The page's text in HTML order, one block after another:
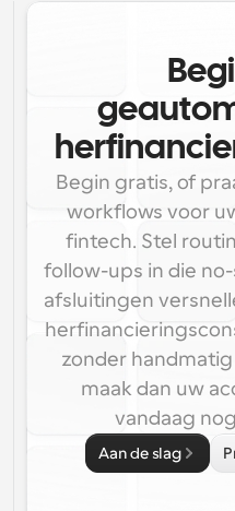
Begin gratis, of
workflows voor
fintech. Stel
follow-ups in die
afsluitingen
zonder
maak dan uw
vandaag
Aan de slag